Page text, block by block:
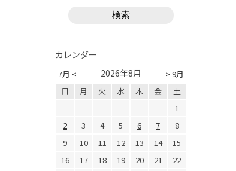
カレンダー
7月 < > 9月
2026年8月
日 月 火 水 木 金
土
1
2
3 4 5 6 7
8
9
10 11 12 13 14
15
16
17 18 19 20 21
22